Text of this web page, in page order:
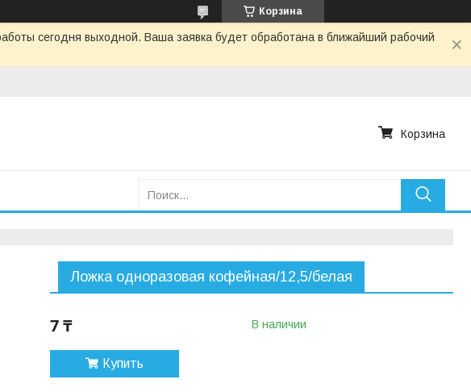
Корзина
сегодня выходной. Ваша заявка будет обработана в ближайший рабочий
Корзина
Ложка одноразовая кофейная/12,5/белая
7 ₸ В наличии
Купить